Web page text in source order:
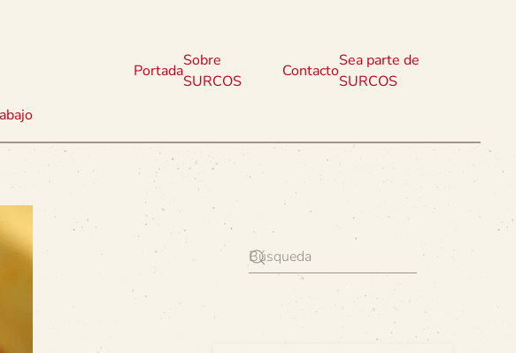
Portada
Sobre
SURCOS
Contacto
Sea parte de
SURCOS